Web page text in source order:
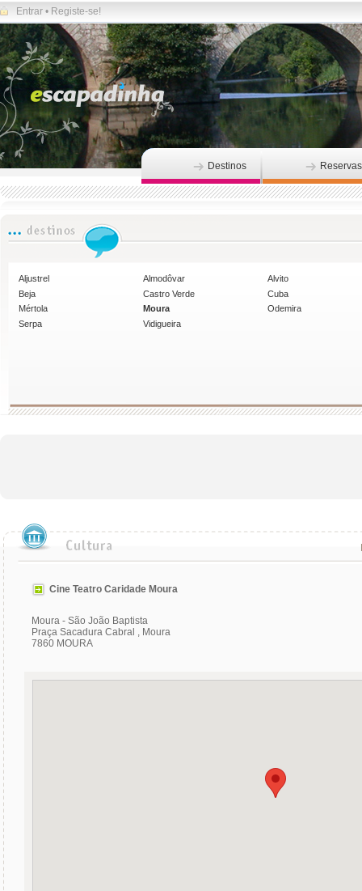
Entrar • Registe-se!
Destinos Reservas
Aljustrel Almodôvar
Alvito
Beja
Castro Verde
Cuba
Mértola
Moura
Odemira
Serpa
Vidigueira
Cine Teatro Caridade Moura
Moura - São João Baptista
Praça Sacadura Cabral , Moura
7860 MOURA